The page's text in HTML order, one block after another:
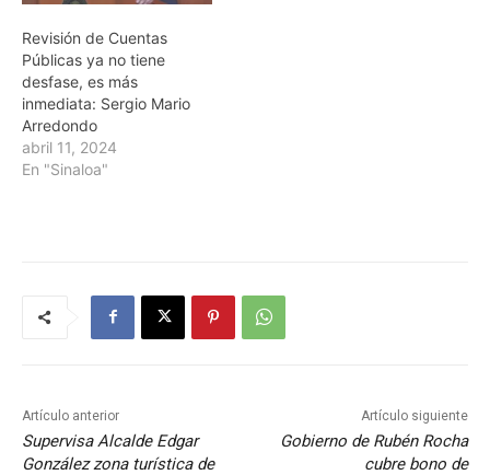
Revisión de Cuentas
Públicas ya no tiene
desfase, es más
inmediata: Sergio Mario
Arredondo
abril 11, 2024
En "Sinaloa"
Artículo anterior
Supervisa Alcalde Edgar
González zona turística de
Artículo siguiente
Gobierno de Rubén Rocha
cubre bono de